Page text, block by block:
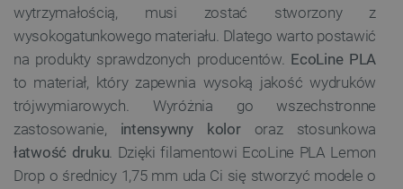
wytrzymałością, musi zostać stworzony z
wysokogatunkowego materiału. Dlatego warto postawić
na produkty sprawdzonych producentów. EcoLine PLA
to materiał, który zapewnia wysoką jakość wydruków
trójwymiarowych. Wyróżnia go wszechstronne
zastosowanie, intensywny kolororaz stosunkowa
łatwość druku. Dzięki filamentowi EcoLine PLA Lemon
Drop o średnicy 1,75 mm uda Ci się stworzyć modele o